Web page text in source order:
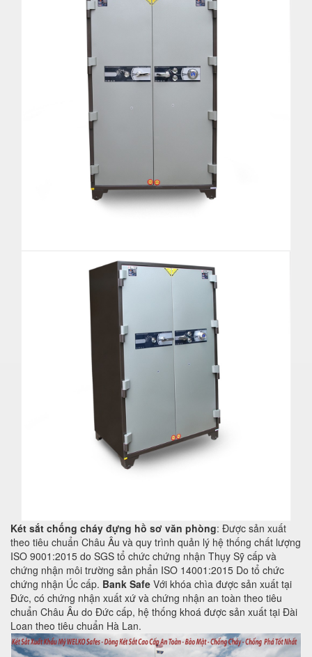
Két sắt chống cháy đựng hồ sơ văn phòng: Được sản xuất
theo tiêu chuẩn Châu Âu và quy trình quản lý hệ thống chất lượng
ISO 9001:2015 do SGS tổ chức chứng nhận Thụy Sỹ cấp và
chứng nhận môi trường sản phẩn ISO 14001:2015 Do tổ chức
chứng nhận Úc cấp. Bank Safe Với khóa chìa được sản xuất tại
Đức, có chứng nhận xuất xứ và chứng nhận an toàn theo tiêu
chuẩn Châu Âu do Đức cấp, hệ thống khoá được sản xuất tại Đài
Loan theo tiêu chuẩn Hà Lan.